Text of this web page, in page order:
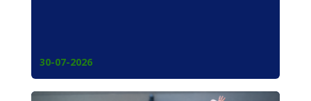
30-07-2026